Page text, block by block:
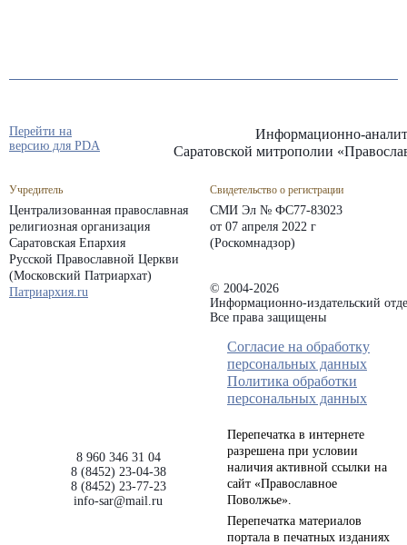
8 960 346 31 04
8 (8452) 23-04-38
8 (8452) 23-77-23
info-sar@mail.ru
Информационно-
Саратовской митрополии
Учредитель
Централизованная православная
религиозная организация
Саратовская Епархия
Русской Православной Церкви
(Московский Патриархат)
Патриархия.ru
Свидетельство о регистрации
СМИ Эл № ФС77-83023
от 07 апреля 2022 г
(Роскомнадзор)
© 2004-2026
Информационно-издательский
Все права защищены
Согласие на обработку
персональных данных
Политика обработки
персональных данных
Перепечатка в интернете
разрешена при условии
наличия активной ссылки на
сайт «Православное
Поволжье».
Перепечатка материалов
портала в печатных изданиях
Перейти на
версию для PDA